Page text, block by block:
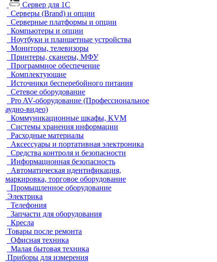
Сервер для 1С
Серверы (Brand) и опции
Серверные платформы и опции
Компьютеры и опции
Ноутбуки и планшетные устройства
Мониторы, телевизоры
Принтеры, сканеры, МФУ
Программное обеспечение
Комплектующие
Источники бесперебойного питания
Сетевое оборудование
Pro AV-оборудование (Профессиональное
аудио-видео)
Коммуникационные шкафы, KVM
Системы хранения информации
Расходные материалы
Аксессуары и портативная электроника
Средства контроля и безопасности
Информационная безопасность
Автоматическая идентификация,
маркировка, торговое оборудование
Промышленное оборудование
Электрика
Телефония
Запчасти для оборудования
Кресла
Товары после ремонта
Офисная техника
Малая бытовая техника
Приборы для измерения